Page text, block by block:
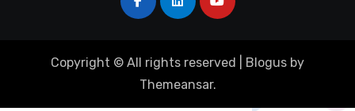
Copyright © All rights reserved Blogus by
Themeansar.